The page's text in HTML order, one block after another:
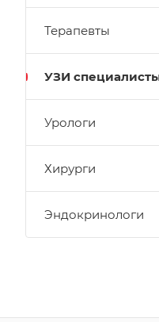
Терапевты
УЗИ
Урологи
Хирурги
Эндокринологи